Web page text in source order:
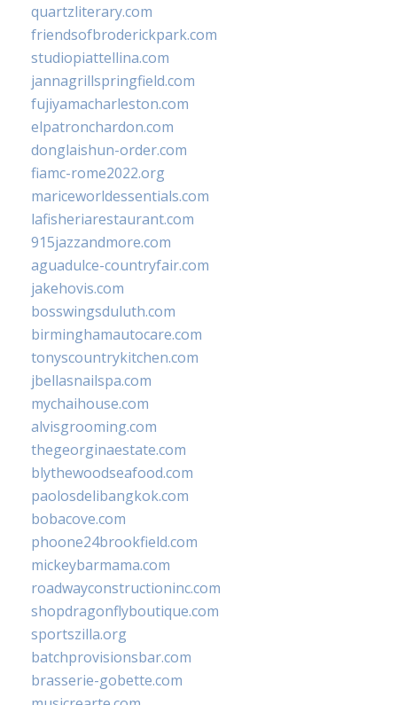
quartzliterary.com
friendsofbroderickpark.com
studiopiattellina.com
jannagrillspringfield.com
fujiyamacharleston.com
elpatronchardon.com
donglaishun-order.com
fiamc-rome2022.org
mariceworldessentials.com
lafisheriarestaurant.com
915jazzandmore.com
aguadulce-countryfair.com
jakehovis.com
bosswingsduluth.com
birminghamautocare.com
tonyscountrykitchen.com
jbellasnailspa.com
mychaihouse.com
alvisgrooming.com
thegeorginaestate.com
blythewoodseafood.com
paolosdelibangkok.com
bobacove.com
phoone24brookfield.com
mickeybarmama.com
roadwayconstructioninc.com
shopdragonflyboutique.com
sportszilla.org
batchprovisionsbar.com
brasserie-gobette.com